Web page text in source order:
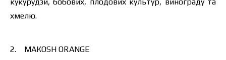
хмелю.
2. МАКОSH ORANGE
Я ознайомився та приймаю політику